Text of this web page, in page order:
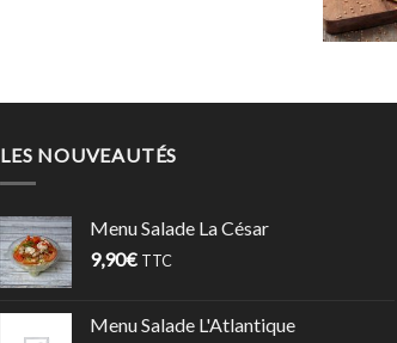
LES NOUVEAUTÉS
Menu Salade La César
9,90€ TTC
Menu Salade L'Atlantique